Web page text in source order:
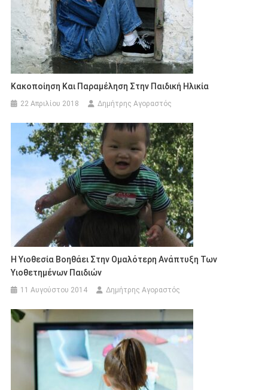
Κακοποίηση Και Παραμέληση Στην Παιδική Ηλικία
22 Απριλίου 2018 Δημήτρης Αγοραστός
Η Υιοθεσία Βοηθάει Στην Ομαλότερη Ανάπτυξη Των
Υιοθετημένων Παιδιών
11 Αυγούστου 2014 Δημήτρης Αγοραστός